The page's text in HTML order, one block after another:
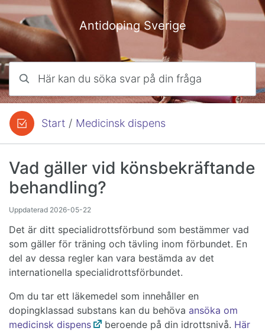
Hoppa till innehåll
Antidoping Sverige
Du är här:Start / Medicinsk dispens
Vad gäller vid könsbekräftande
behandling?
Uppdaterad 2026-05-22
Det är ditt specialidrottsförbund som bestämmer vad
som gäller för träning och tävling inom förbundet. En
del av dessa regler kan vara bestämda av det
internationella specialidrottsförbundet.
Om du tar ett läkemedel som innehåller en
dopingklassad substans kan du behöva ansöka om
medicinsk dispens
beroende på din idrottsnivå. Här